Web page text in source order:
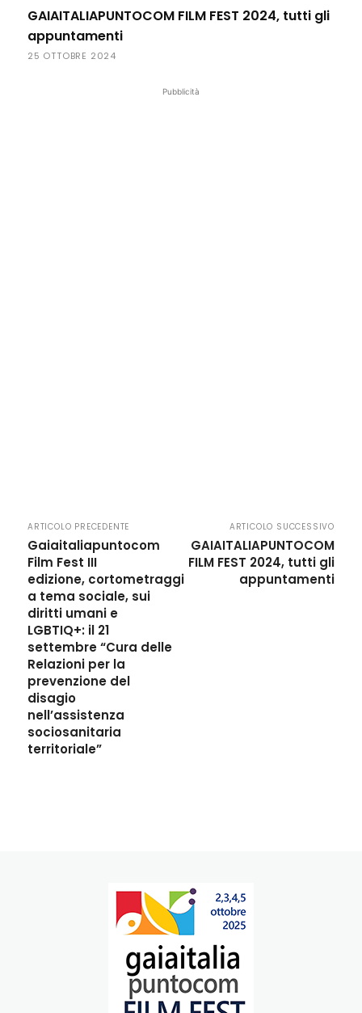
GAIAITALIAPUNTOCOM FILM FEST 2024, tutti gli
appuntamenti
25 OTTOBRE 2024
Pubblicità
ARTICOLO PRECEDENTE
Gaiaitaliapuntocom
Film Fest III
edizione, cortometraggi
a tema sociale, sui
diritti umani e
LGBTIQ+: il 21
settembre “Cura delle
Relazioni per la
prevenzione del
disagio
nell’assistenza
sociosanitaria
territoriale”
ARTICOLO SUCCESSIVO
GAIAITALIAPUNTOCOM
FILM FEST 2024, tutti gli
appuntamenti